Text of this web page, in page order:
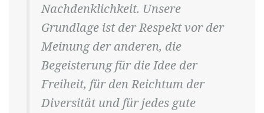
Nachdenklichkeit. Unsere
Grundlage ist der Respekt vor der
Meinung der anderen, die
Begeisterung für die Idee der
Freiheit, für den Reichtum der
Diversität und für jedes gute